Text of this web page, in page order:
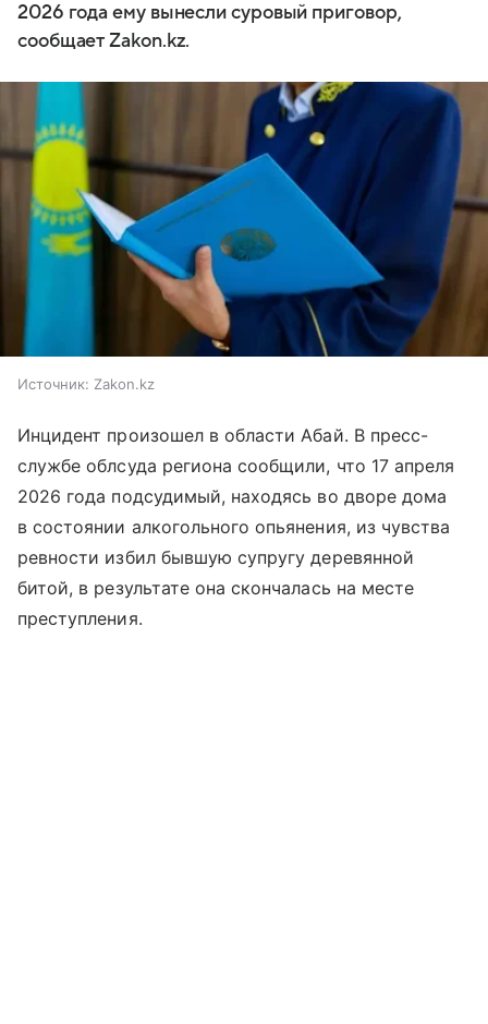
2026 года ему вынесли суровый приговор,
сообщает Zakon.kz.
Источник: Zakon.kz
Инцидент произошел в области Абай. В пресс-
службе облсуда региона сообщили, что 17 апреля
2026 года подсудимый, находясь во дворе дома
в состоянии алкогольного опьянения, из чувства
ревности избил бывшую супругу деревянной
битой, в результате она скончалась на месте
преступления.